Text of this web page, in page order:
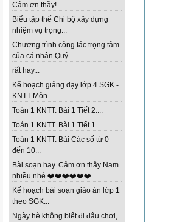
Cảm ơn thầy!...
Biểu tập thể Chi bộ xây dựng
nhiệm vụ trọng...
Chương trình công tác trọng tâm
của cá nhân Quý...
rất hay...
Kế hoạch giảng dạy lớp 4 SGK -
KNTT Môn...
Toán 1 KNTT. Bài 1 Tiết 2....
Toán 1 KNTT. Bài 1 Tiết 1....
Toán 1 KNTT. Bài Các số từ 0
đến 10...
Bài soạn hay. Cảm ơn thầy Nam
nhiều nhé ❤️❤️❤️❤️❤️❤️...
Kế hoạch bài soạn giáo án lớp 1
theo SGK...
Ngày hè không biết đi đâu chơi,